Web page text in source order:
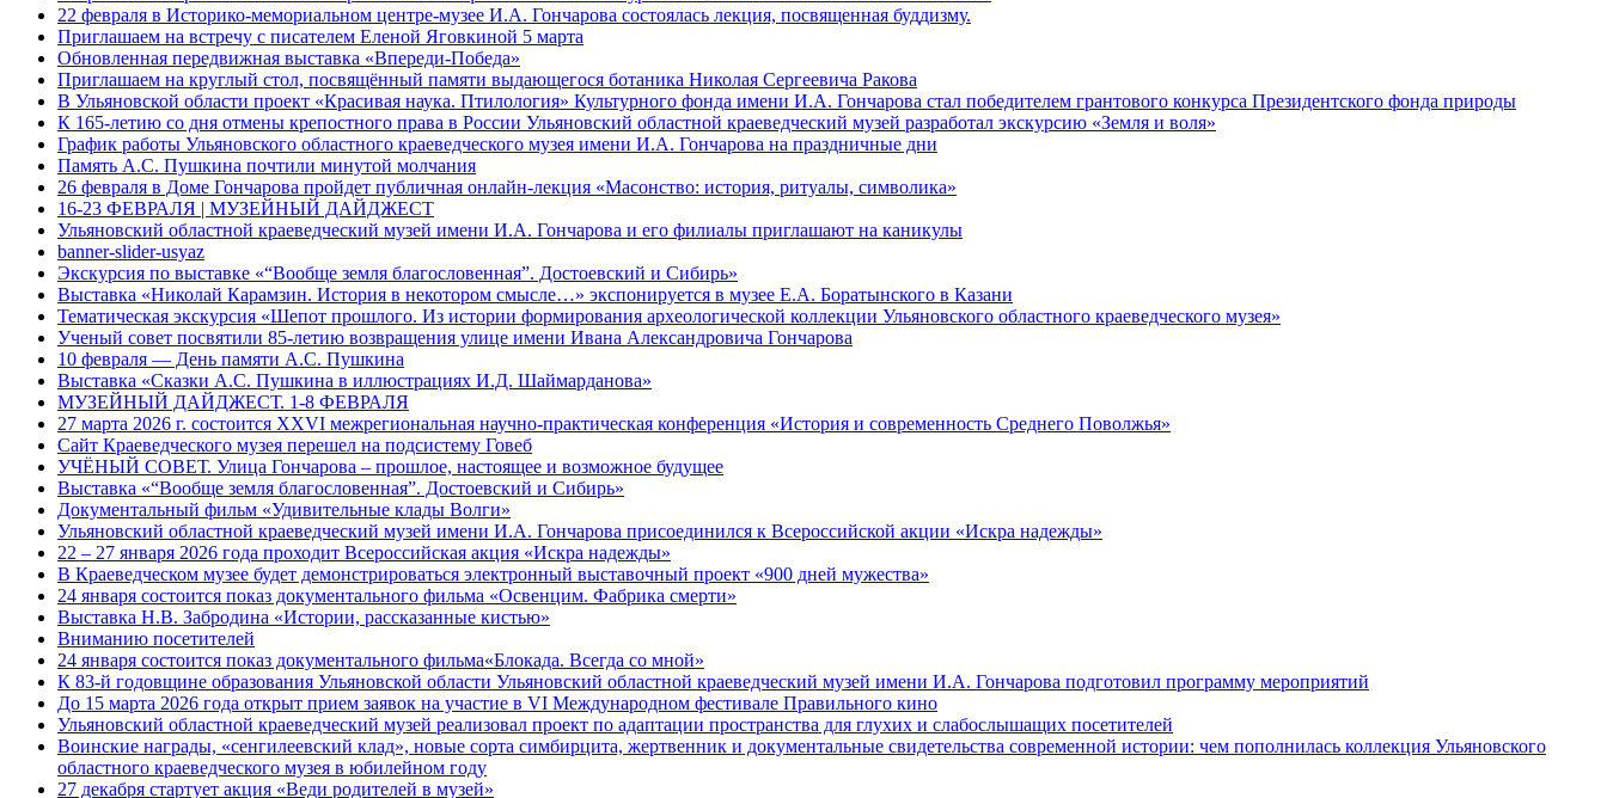
22 февраля в Историко-мемориальном центре-музее И.А. Гончарова состоялась лекция, посвященная буддизму.
Приглашаем на встречу с писателем Еленой Яговкиной 5 марта
Обновленная передвижная выставка «Впереди-Победа»
Приглашаем на круглый стол, посвящённый памяти выдающегося ботаника Николая Сергеевича Ракова
В Ульяновской области проект «Красивая наука. Птилология» Культурного фонда имени И.А. Гончарова стал победителем грантового конкурса Президентского фонда природы
К 165-летию со дня отмены крепостного права в России Ульяновский областной краеведческий музей разработал экскурсию «Земля и воля»
График работы Ульяновского областного краеведческого музея имени И.А. Гончарова на праздничные дни
Память А.С. Пушкина почтили минутой молчания
26 февраля в Доме Гончарова пройдет публичная онлайн-лекция «Масонство: история, ритуалы, символика»
16-23 ФЕВРАЛЯ | МУЗЕЙНЫЙ ДАЙДЖЕСТ
Ульяновский областной краеведческий музей имени И.А. Гончарова и его филиалы приглашают на каникулы
banner-slider-usyaz
Экскурсия по выставке «“Вообще земля благословенная”. Достоевский и Сибирь»
Выставка «Николай Карамзин. История в некотором смысле…» экспонируется в музее Е.А. Боратынского в Казани
Тематическая экскурсия «Шепот прошлого. Из истории формирования археологической коллекции Ульяновского областного краеведческого музея»
Ученый совет посвятили 85-летию возвращения улице имени Ивана Александровича Гончарова
10 февраля — День памяти А.С. Пушкина
Выставка «Сказки А.С. Пушкина в иллюстрациях И.Д. Шаймарданова»
МУЗЕЙНЫЙ ДАЙДЖЕСТ. 1-8 ФЕВРАЛЯ
27 марта 2026 г. состоится XXVI межрегиональная научно-практическая конференция «История и современность Среднего Поволжья»
Сайт Краеведческого музея перешел на подсистему Говеб
УЧЁНЫЙ СОВЕТ. Улица Гончарова – прошлое, настоящее и возможное будущее
Выставка «“Вообще земля благословенная”. Достоевский и Сибирь»
Документальный фильм «Удивительные клады Волги»
Ульяновский областной краеведческий музей имени И.А. Гончарова присоединился к Всероссийской акции «Искра надежды»
22 – 27 января 2026 года проходит Всероссийская акция «Искра надежды»
В Краеведческом музее будет демонстрироваться электронный выставочный проект «900 дней мужества»
24 января состоится показ документального фильма «Освенцим. Фабрика смерти»
Выставка Н.В. Забродина «Истории, рассказанные кистью»
Вниманию посетителей
24 января состоится показ документального фильма«Блокада. Всегда со мной»
К 83-й годовщине образования Ульяновской области Ульяновский областной краеведческий музей имени И.А. Гончарова подготовил программу мероприятий
До 15 марта 2026 года открыт прием заявок на участие в VI Международном фестивале Правильного кино
Ульяновский областной краеведческий музей реализовал проект по адаптации пространства для глухих и слабослышащих посетителей
Воинские награды, «сенгилеевский клад», новые сорта симбирцита, жертвенник и документальные свидетельства современной истории: чем пополнилась коллекция Ульяновского
областного краеведческого музея в юбилейном году
27 декабря стартует акция «Веди родителей в музей»